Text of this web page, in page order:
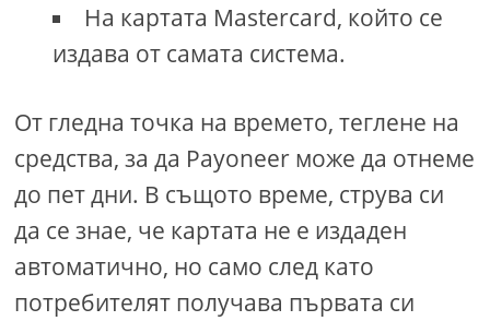
На картата Mastercard, който се
издава от самата система.
От гледна точка на времето, теглене на
средства, за да Payoneer може да отнеме
до пет дни. В същото време, струва си
да се знае, че картата не е издаден
автоматично, но само след като
потребителят получава първата си